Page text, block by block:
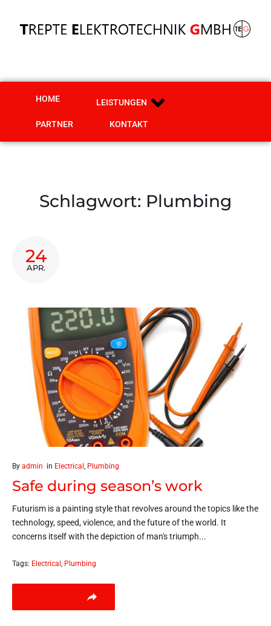
HOME LEISTUNGEN
PARTNER KONTAKT
Schlagwort: Plumbing
24
APR.
By admin in Electrical , Plumbing
Safe during season’s work
Futurism is a painting style that revolves around the topics like the
technology, speed, violence, and the future of the world. It
concerns itself with the depiction of man's triumph...
Tags: Electrical , Plumbing